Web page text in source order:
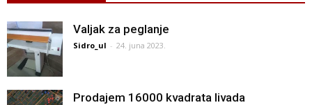
Valjak za peglanje
Sidro_ul - 24. juna 2023.
Prodajem 16000 kvadrata livada